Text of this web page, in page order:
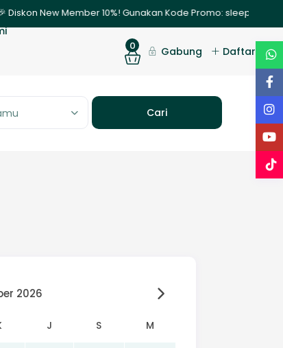
New Member 10%! Gunakan Kode Promo: sleepnew
0 Gabung Daftar
2026
J S M